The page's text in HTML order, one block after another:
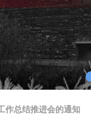
作总结推进会的通知